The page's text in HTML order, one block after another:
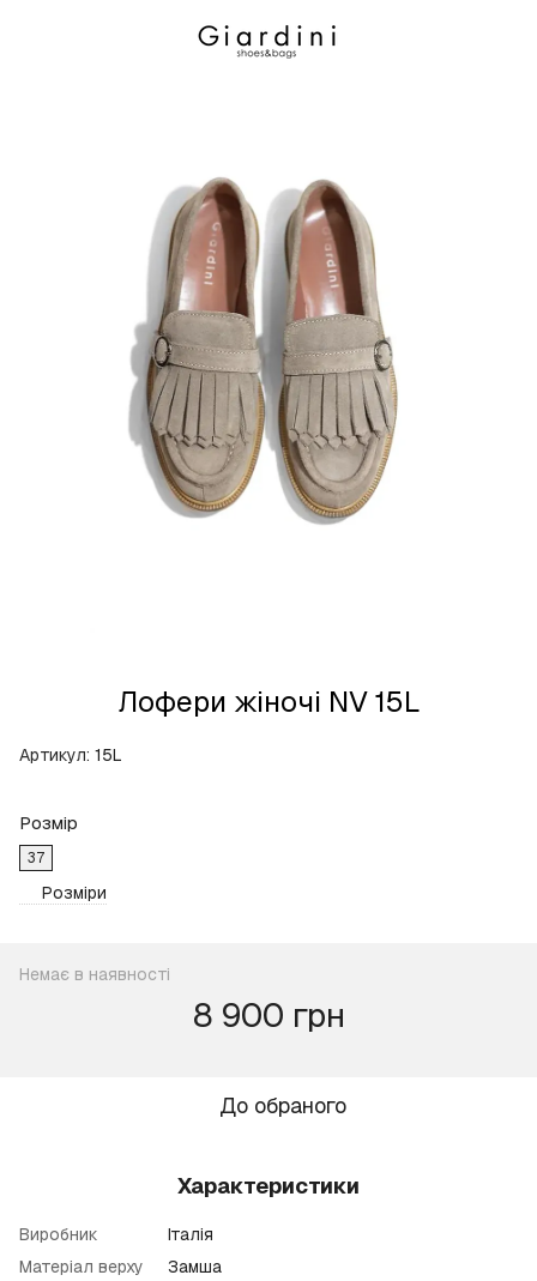
Лофери жіночі NV 15L
Артикул: 15L
Розмір
37
Розміри
Немає в наявності
8 900 грн
До обраного
Характеристики
Виробник
Італія
Матеріал верху
Замша